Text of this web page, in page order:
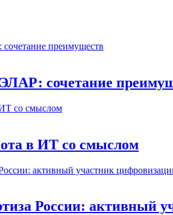
сочетание
в ИТ со смыслом
России: активный